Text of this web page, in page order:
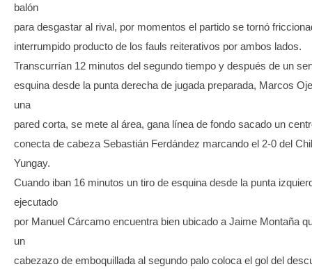
balón
para desgastar al rival, por momentos el partido se tornó
interrumpido producto de los fauls reiterativos por ambos lados.
Transcurrían 12 minutos del segundo tiempo y después de un
esquina desde la punta derecha de jugada preparada, Marcos
una
pared corta, se mete al área, gana línea de fondo sacado un
conecta de cabeza Sebastián Ferdández marcando el 2-0 del
Yungay.
Cuando iban 16 minutos un tiro de esquina desde la punta
ejecutado
por Manuel Cárcamo encuentra bien ubicado a Jaime Montaña
un
cabezazo de emboquillada al segundo palo coloca el gol del